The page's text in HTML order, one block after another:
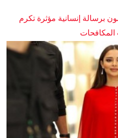
برسالة إنسانية مؤثرة تكرم
المكافحات